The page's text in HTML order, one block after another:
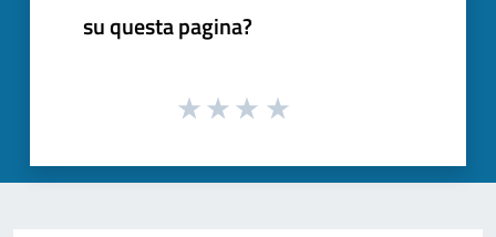
su questa pagina?